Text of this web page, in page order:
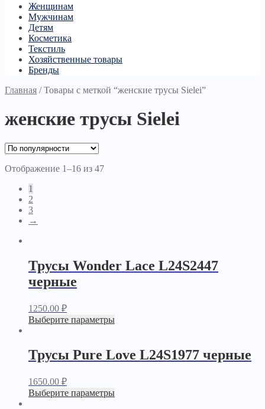
Женщинам
Мужчинам
Детям
Косметика
Текстиль
Хозяйственные товары
Бренды
Главная /Товары с меткой “женские трусы Sielei”
женские трусы Sielei
Отображение 1–16 из 47
1
2
3
→
Трусы Wonder Lace L24S2447
черные
1250.00 ₽
Выберите параметры
Трусы Pure Love L24S1977 черные
1650.00 ₽
Выберите параметры